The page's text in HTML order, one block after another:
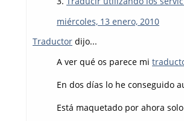
miércoles, 13 enero, 2010
Traductor dijo...
A ver qué os parece mi
En dos días lo he conseguido
Está maquetado por ahora